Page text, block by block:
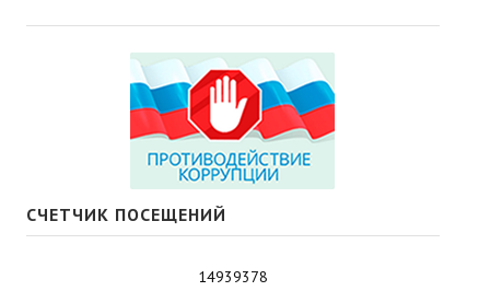
СЧЕТЧИК ПОСЕЩЕНИЙ
14939378